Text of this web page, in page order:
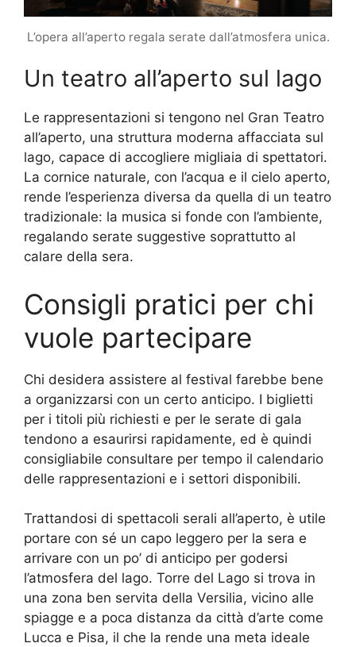
L’opera all’aperto regala serate dall’atmosfera unica.
Un teatro all’aperto sul lago
Le rappresentazioni si tengono nel Gran Teatro
all’aperto, una struttura moderna affacciata sul
lago, capace di accogliere migliaia di spettatori.
La cornice naturale, con l’acqua e il cielo aperto,
rende l’esperienza diversa da quella di un teatro
tradizionale: la musica si fonde con l’ambiente,
regalando serate suggestive soprattutto al
calare della sera.
Consigli pratici per chi
vuole partecipare
Chi desidera assistere al festival farebbe bene
a organizzarsi con un certo anticipo. I biglietti
per i titoli più richiesti e per le serate di gala
tendono a esaurirsi rapidamente, ed è quindi
consigliabile consultare per tempo il calendario
delle rappresentazioni e i settori disponibili.
Trattandosi di spettacoli serali all’aperto, è utile
portare con sé un capo leggero per la sera e
arrivare con un po’ di anticipo per godersi
l’atmosfera del lago. Torre del Lago si trova in
una zona ben servita della Versilia, vicino alle
spiagge e a poca distanza da città d’arte come
Lucca e Pisa, il che la rende una meta ideale